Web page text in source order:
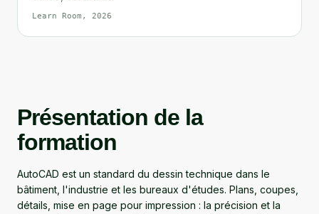
Learn Room, 2026
Présentation de la
formation
AutoCAD est un standard du dessin technique dans le
bâtiment, l'industrie et les bureaux d'études. Plans, coupes,
détails, mise en page pour impression : la précision et la